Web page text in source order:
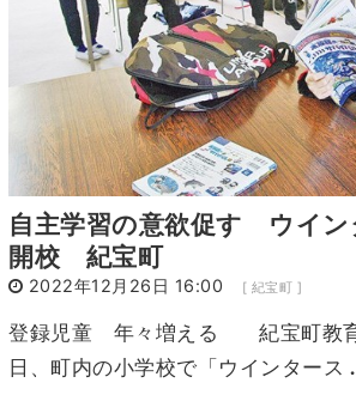
25
26 27 28
自主学習の意欲促す ウイン
開校 紀宝町
2022年12月26日 16:00 [ 紀宝町 ]
登録児童 年々増える 紀宝町教育
日、町内の小学校で「ウインタース